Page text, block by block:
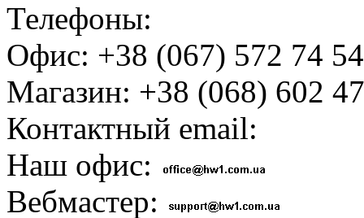
Телефоны:
Офис: +38 (067) 572 74
Магазин: +38 (068) 602
Контактный email:
Наш офис:
Вебмастер: